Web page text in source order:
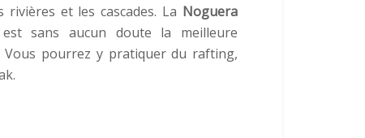
rivières et les cascades. La Noguera
est sans aucun doute la meilleure
Vous pourrez y pratiquer du rafting,